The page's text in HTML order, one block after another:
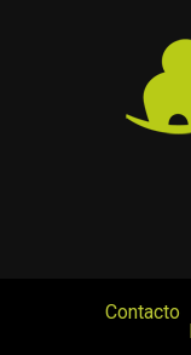
Contacto